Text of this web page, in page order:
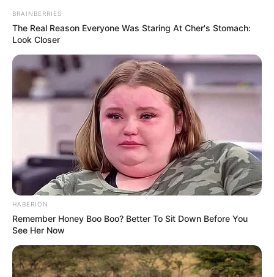
BRAINBERRIES
The Real Reason Everyone Was Staring At Cher's Stomach:
Look Closer
HABERION
Remember Honey Boo Boo? Better To Sit Down Before You
See Her Now